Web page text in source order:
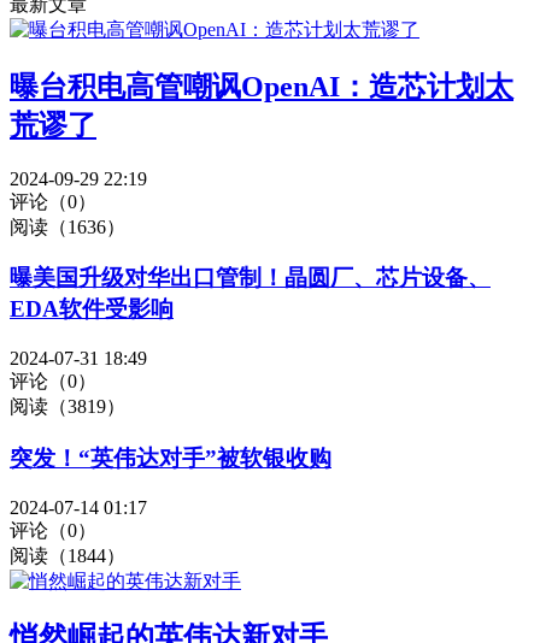
曝台积电高管嘲讽OpenAI：造芯计划太
荒谬了
2024-09-29 22:19
评论（0）
阅读（1636）
曝美国升级对华出口管制！晶圆厂、芯片设备、
EDA软件受影响
2024-07-31 18:49
评论（0）
阅读（3819）
突发！“英伟达对手”被软银收购
2024-07-14 01:17
评论（0）
阅读（1844）